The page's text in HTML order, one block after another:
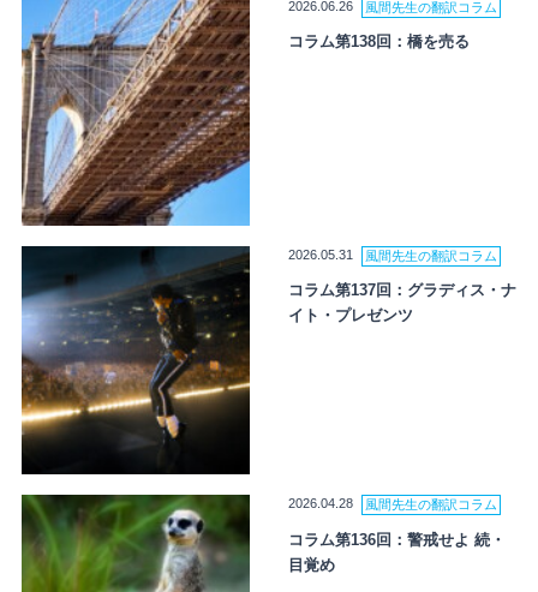
2026.06.26 風間先生の翻訳コラム
コラム第138回：橋を売る
2026.05.31 風間先生の翻訳コラム
コラム第137回：グラディス・ナ
イト・プレゼンツ
2026.04.28 風間先生の翻訳コラム
コラム第136回：警戒せよ 続・
目覚め